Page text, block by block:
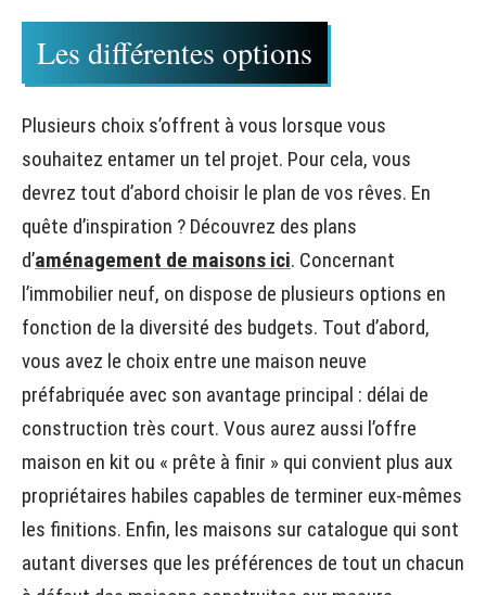
Les différentes options
Plusieurs choix s’offrent à vous lorsque vous
souhaitez entamer un tel projet. Pour cela, vous
devrez tout d’abord choisir le plan de vos rêves. En
quête d’inspiration ? Découvrez des plans
d’aménagement de maisons ici. Concernant
l’immobilier neuf, on dispose de plusieurs options en
fonction de la diversité des budgets. Tout d’abord,
vous avez le choix entre une maison neuve
préfabriquée avec son avantage principal : délai de
construction très court. Vous aurez aussi l’offre
maison en kit ou « prête à finir » qui convient plus aux
propriétaires habiles capables de terminer eux-mêmes
les finitions. Enfin, les maisons sur catalogue qui sont
autant diverses que les préférences de tout un chacun